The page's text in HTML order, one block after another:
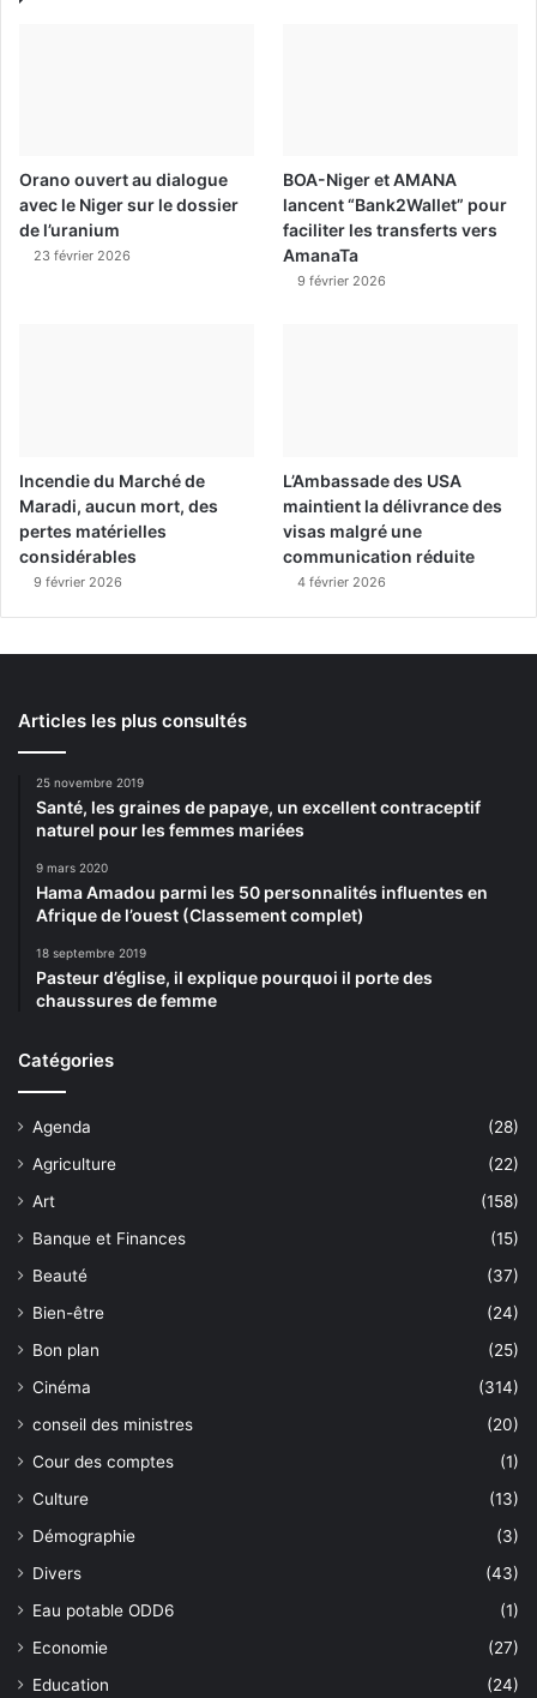
Orano ouvert au dialogue
avec le Niger sur le dossier
de l’uranium
23 février 2026
BOA-Niger et AMANA
lancent “Bank2Wallet” pour
faciliter les transferts vers
AmanaTa
9 février 2026
Incendie du Marché de
Maradi, aucun mort, des
pertes matérielles
considérables
9 février 2026
L’Ambassade des USA
maintient la délivrance des
visas malgré une
communication réduite
4 février 2026
Articles les plus consultés
25 novembre 2019
Santé, les graines de papaye, un excellent contraceptif
naturel pour les femmes mariées
9 mars 2020
Hama Amadou parmi les 50 personnalités influentes en
Afrique de l’ouest (Classement complet)
18 septembre 2019
Pasteur d’église, il explique pourquoi il porte des
chaussures de femme
Catégories
Agenda
(28)
Agriculture
(22)
Art
(158)
Banque et Finances
(15)
Beauté
(37)
Bien-être
(24)
Bon plan
(25)
Cinéma
(314)
conseil des ministres
(20)
Cour des comptes
(1)
Culture
(13)
Démographie
(3)
Divers
(43)
Eau potable ODD6
(1)
Economie
(27)
Education
(24)